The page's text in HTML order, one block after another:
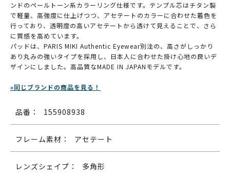
ンドのペールトーン系カラーリング仕様です。テンプル芯はチタン製
で軽量、高強度に仕上げつつ、アセテートのカラーに合わせた着色を
行っており、透明度の高いアセテートから透けて見えることで、さら
に質感を高めています。
パッドは、PARIS MIKI Authentic Eyewear別注の、高さがしっかり
あり丸みの強いタイプを採用し、日本人に合わせた掛け心地の良いデ
ザインにしました。高品質なMADE IN JAPANモデルです。
»同じブランドの商品を見る！
品番： 155908938
フレーム素材： アセテート
レンズシェイプ： 多角形